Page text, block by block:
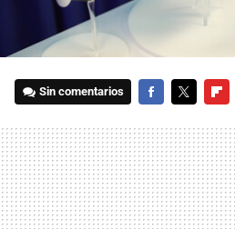
Sin comentarios